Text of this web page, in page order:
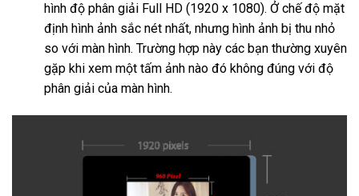
hình độ phân giải Full HD (1920 x 1080). Ở chế độ mặt
định hình ảnh sắc nét nhất, nhưng hình ảnh bị thu nhỏ
so với màn hình. Trường hợp này các bạn thường xuyên
gặp khi xem một tấm ảnh nào đó không đúng với độ
phân giải của màn hình.